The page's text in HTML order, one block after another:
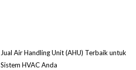
Jual Air Handling Unit (AHU) Terbaik untuk
Sistem HVAC Anda